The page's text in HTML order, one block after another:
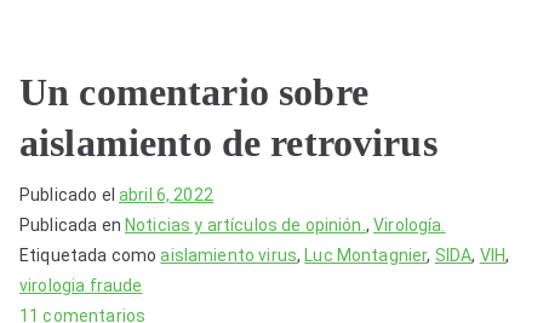
Un comentario sobre
aislamiento de retrovirus
Publicado el abril 6, 2022
Publicada en Noticias y artículos de opinión. ,Virología.
Etiquetada comoaislamiento virus,Luc Montagnier, SIDA, VIH,
virologia fraude
11 comentarios